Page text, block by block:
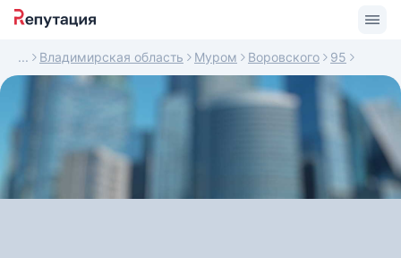
Владимирская область Муром Воровского 95